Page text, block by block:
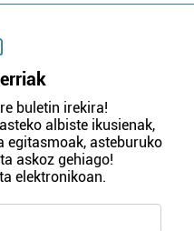
buletin irekira!
albiste ikusienak,
egitasmoak, asteburuko
askoz gehiago!
elektronikoan.